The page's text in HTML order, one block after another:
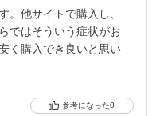
。他サイトで購入し、
ではそういう症状がお
く購入でき良いと思い
0